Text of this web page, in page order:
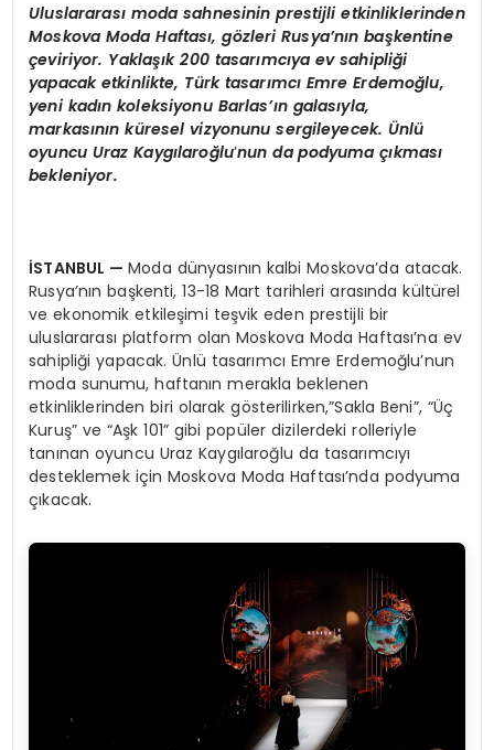
Uluslararası moda sahnesinin prestijli etkinliklerinden
Moskova Moda Haftası, gözleri Rusya’nın başkentine
çeviriyor. Yaklaşık 200 tasarımcıya ev sahipliği
yapacak etkinlikte, Türk tasarımcı Emre Erdemoğlu,
yeni kadın koleksiyonu Barlas’ın galasıyla,
markasının küresel vizyonunu sergileyecek.Ünlü
oyuncu Uraz Kaygılaroğlu’nun da podyuma çıkması
bekleniyor.
İSTANBUL —Moda dünyasının kalbi Moskova’da atacak.
Rusya’nın başkenti, 13-18 Mart tarihleri arasında kültürel
ve ekonomik etkileşimi teşvik eden prestijli bir
uluslararası platform olan Moskova Moda Haftası’na ev
sahipliği yapacak. Ünlü tasarımcı Emre Erdemoğlu’nun
moda sunumu, haftanın merakla beklenen
etkinliklerinden biri olarak gösterilirken,”Sakla Beni”, “Üç
Kuruş” ve “Aşk 101” gibi popüler dizilerdeki rolleriyle
tanınan oyuncu Uraz Kaygılaroğlu da tasarımcıyı
desteklemek için Moskova Moda Haftası’nda podyuma
çıkacak.